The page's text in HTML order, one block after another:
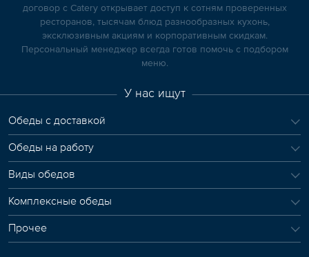
договор с Catery открывает доступ к сотням проверенных
ресторанов, тысячам блюд разнообразных кухонь,
эксклюзивным акциям и корпоративным скидкам.
Персональный менеджер всегда готов помочь с подбором
меню.
У нас ищут
Обеды с доставкой
Обеды на работу
Виды обедов
Комплексные обеды
Прочее